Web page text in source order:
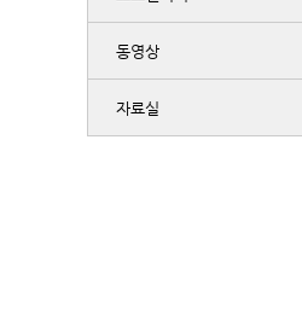
동영상
자료실